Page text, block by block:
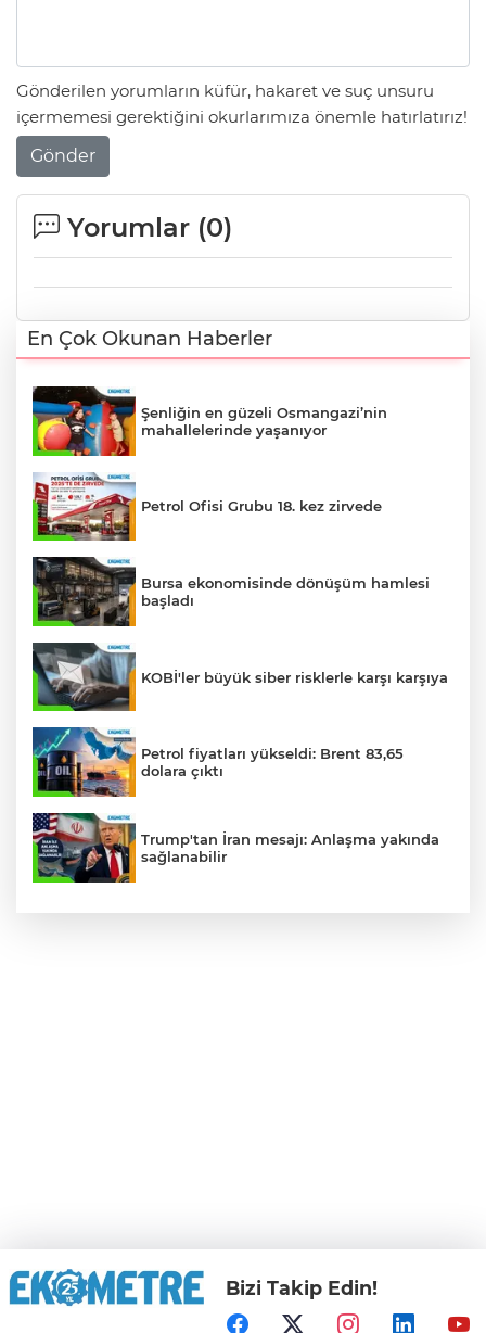
Gönderilen yorumların küfür, hakaret ve suç unsuru
içermemesi gerektiğini okurlarımıza önemle hatırlatırız!
Gönder
Yorumlar (0)
En Çok Okunan Haberler
Şenliğin en güzeli Osmangazi’nin
mahallelerinde yaşanıyor
Petrol Ofisi Grubu 18. kez zirvede
Bursa ekonomisinde dönüşüm hamlesi
başladı
KOBİ'ler büyük siber risklerle karşı karşıya
Petrol fiyatları yükseldi: Brent 83,65
dolara çıktı
Trump'tan İran mesajı: Anlaşma yakında
sağlanabilir
Bizi Takip Edin!